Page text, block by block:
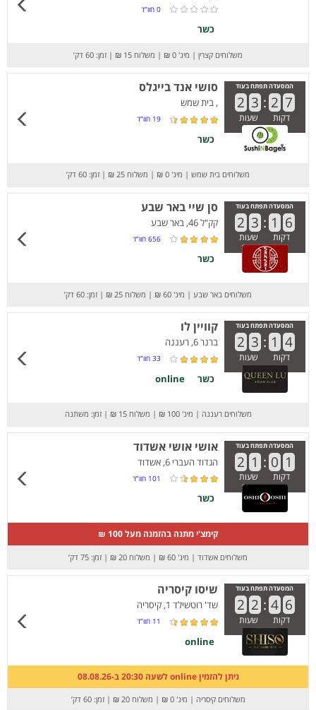
0 חוו”ד
כשר
משלוחים קצרין | מינ' 0 ₪ | משלוח 15 ₪ | זמן: 60 דק’
המסעדה תפתח בעוד
2 3 : 2 7
דקות שעות
סושי אנד בייגלס
, בית שמש
19 חוו”ד
כשר
משלוחים בית שמש | מינ' 0 ₪ | משלוח 25 ₪ | זמן: 60 דק’
המסעדה תפתח בעוד
2 3 : 1 6
דקות שעות
סן שיי באר שבע
קק"ל 46, באר שבע
656 חוו”ד
כשר
משלוחים באר שבע | מינ' 60 ₪ | משלוח 25 ₪ | זמן: 60 דק’
המסעדה תפתח בעוד
2 3 : 1 4
דקות שעות
קוויין לו
ברנר 6, רעננה
33 חוו”ד
כשר online
משלוחים רעננה | מינ' 100 ₪ | משלוח 15 ₪ | זמן: משתנה
המסעדה תפתח בעוד
2 1 : 0 1
דקות שעות
אושי אושי אשדוד
הגדוד העברי 6, אשדוד
101 חוו”ד
כשר
קימצ'י מתנה בהזמנה מעל 100 ₪
משלוחים אשדוד | מינ' 60 ₪ | משלוח 20 ₪ | זמן: 75 דק’
המסעדה תפתח בעוד
2 2 : 4 6
דקות שעות
שיסו קיסריה
שד' רוטשילד 1, קיסריה
11 חוו”ד
online
ניתן להזמין online לשעה 20:30 ב-08.08.26
משלוחים קיסריה | מינ' 0 ₪ | משלוח 20 ₪ | זמן: 60 דק’